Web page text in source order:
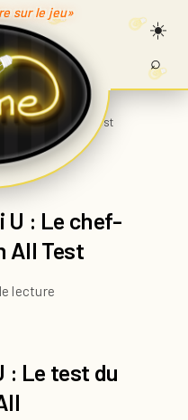
sur le jeu»
⌕
du Beat’em All Test
U : Le chef-
All Test
lecture
: Le test du